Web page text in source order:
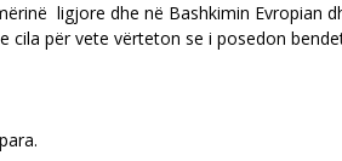
ligjore dhe në Bashkimin Evropian
për vete vërteton se i posedon